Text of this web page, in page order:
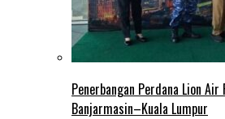
Penerbangan Perdana Lion Air
Banjarmasin–Kuala Lumpur